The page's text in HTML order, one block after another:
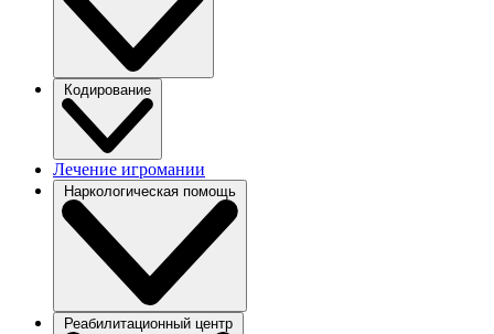
Кодирование
Лечение игромании
Наркологическая помощь
Реабилитационный центр